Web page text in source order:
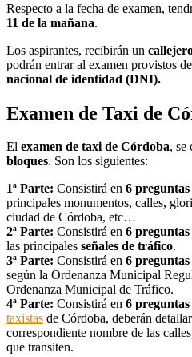
Respecto a la fecha de examen,
11 de la mañana.
Los aspirantes, recibirán un
podrán entrar al examen provistos
nacional de identidad (DNI).
Examen de Taxi de
El examen de taxi de Córdoba, se
bloques. Son los siguientes:
1ª Parte: Consistirá en 6 preguntas
principales monumentos, calles,
ciudad de Córdoba, etc…
2ª Parte: Consistirá en 6 preguntas
las principales señales de tráfico.
3ª Parte: Consistirá en 6 preguntas
según la Ordenanza Municipal
Ordenanza Municipal de Tráfico.
4ª Parte: Consistirá en 6 preguntas
taxistas de Córdoba, deberán detallar
correspondiente nombre de las
que transiten.